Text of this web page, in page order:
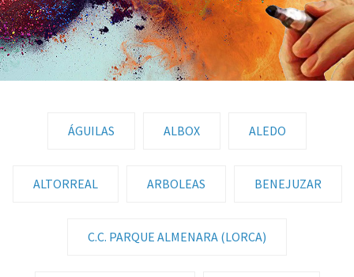
ÁGUILAS ALBOX ALEDO
ALTORREAL ARBOLEAS BENEJUZAR
C.C. PARQUE ALMENARA (LORCA)